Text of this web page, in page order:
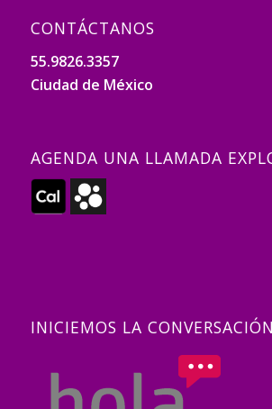
CONTÁCTANOS
55.9826.3357
Ciudad de México
AGENDA UNA LLAMADA
INICIEMOS LA CONVERSACIÓN